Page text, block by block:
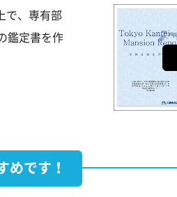
で、専有部
鑑定書を作
めです！